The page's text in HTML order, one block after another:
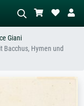
mit viel Rot, Dunkles
Giani
Bacchus, Hymen und